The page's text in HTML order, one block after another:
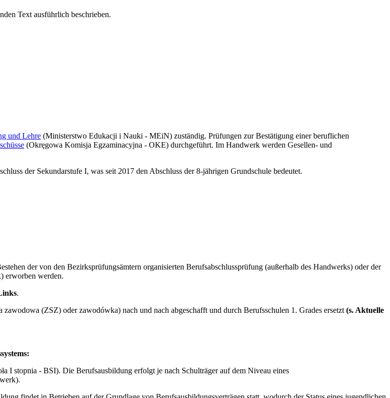
und Lehre (Ministerstwo Edukacji i Nauki - MEiN) zuständig. Prüfungen zur Bestätigung einer beruflichen
(Okręgowa Komisja Egzaminacyjna - OKE) durchgeführt. Im Handwerk werden Gesellen- und
der Sekundarstufe I, was seit 2017 den Abschluss der 8-jährigen Grundschule bedeutet.
der von den Bezirksprüfungsämtern organisierten Berufsabschlussprüfung (außerhalb des Handwerks) oder der
erworben werden.
.
(ZSZ) oder zawodówka) nach und nach abgeschafft und durch Berufsschulen 1. Grades ersetzt (s. Aktuelle
I stopnia - BSI). Die Berufsausbildung erfolgt je nach Schulträger auf dem Niveau eines